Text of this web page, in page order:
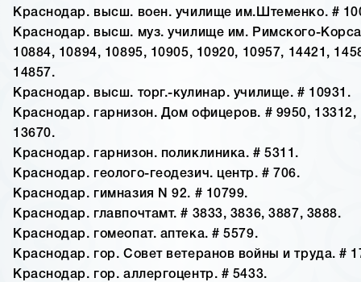
Краснодар. высш. воен. училище им.Штеменко. #
Краснодар. высш. муз. училище им. Римского-
10884, 10894, 10895, 10905, 10920, 10957, 14421,
14857.
Краснодар. высш. торг.-кулинар. училище. # 10931.
Краснодар. гарнизон. Дом офицеров. # 9950, 13312,
13670.
Краснодар. гарнизон. поликлиника. # 5311.
Краснодар. геолого-геодезич. центр. # 706.
Краснодар. гимназия N 92. # 10799.
Краснодар. главпочтамт. # 3833, 3836, 3887, 3888.
Краснодар. гомеопат. аптека. # 5579.
Краснодар. гор. Совет ветеранов войны и труда. #
Краснодар. гор. аллергоцентр. # 5433.